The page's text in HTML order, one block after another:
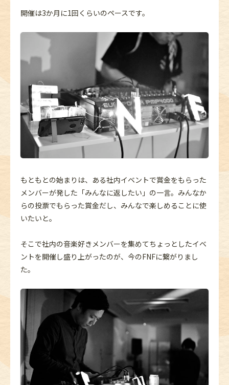
開催は3か月に1回くらいのペースです。
もともとの始まりは、ある社内イベントで賞金をもらった
メンバーが発した「みんなに返したい」の一言。みんなか
らの投票でもらった賞金だし、みんなで楽しめることに使
いたいと。
そこで社内の音楽好きメンバーを集めてちょっとしたイベ
ントを開催し盛り上がったのが、今のFNFに繋がりまし
た。